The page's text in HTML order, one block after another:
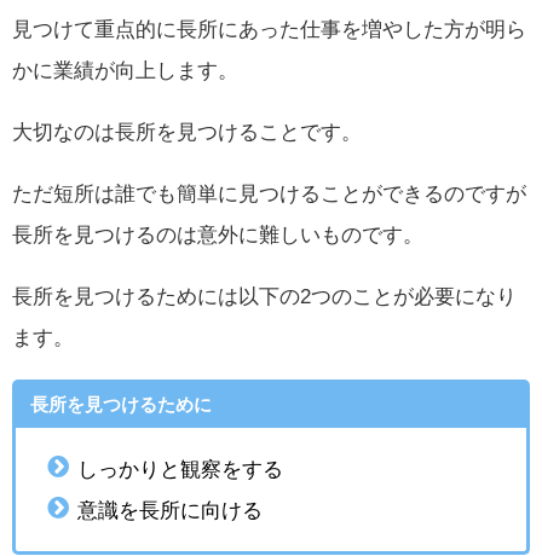
見つけて重点的に長所にあった仕事を増やした方が明ら
かに業績が向上します。
大切なのは長所を見つけることです。
ただ短所は誰でも簡単に見つけることができるのですが
長所を見つけるのは意外に難しいものです。
長所を見つけるためには以下の2つのことが必要になり
ます。
長所を見つけるために
しっかりと観察をする
意識を長所に向ける